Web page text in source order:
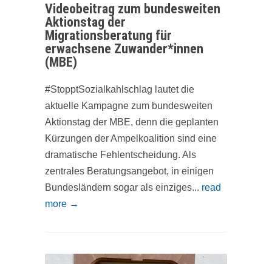
Videobeitrag zum bundesweiten
Aktionstag der
Migrationsberatung für
erwachsene Zuwander*innen
(MBE)
#StopptSozialkahlschlag lautet die
aktuelle Kampagne zum bundesweiten
Aktionstag der MBE, denn die geplanten
Kürzungen der Ampelkoalition sind eine
dramatische Fehlentscheidung. Als
zentrales Beratungsangebot, in einigen
Bundesländern sogar als einziges... read
more →